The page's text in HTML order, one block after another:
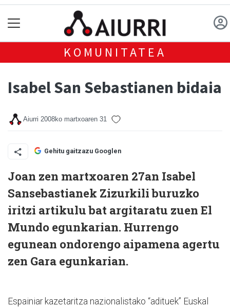
KOMUNITATEA
Isabel San Sebastianen bidaia
Aiurri 2008ko martxoaren 31
Gehitu gaitzazu Googlen
Joan zen martxoaren 27an Isabel
Sansebastianek Zizurkili buruzko
iritzi artikulu bat argitaratu zuen El
Mundo egunkarian. Hurrengo
egunean ondorengo aipamena agertu
zen Gara egunkarian.
Espainiar kazetaritza nazionalistako “adituek” Euskal